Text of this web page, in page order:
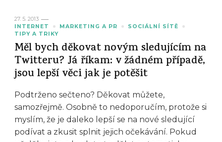
27. 5. 2013
INTERNET
MARKETING A PR
SOCIÁLNÍ SÍTĚ
TIPY A TRIKY
Měl bych děkovat novým sledujícím na
Twitteru? Já říkam: v žádném případě,
jsou lepší věci jak je potěšit
Podtrženo sečteno? Děkovat můžete,
samozřejmě. Osobně to nedoporučím, protože si
myslím, že je daleko lepší se na nové sledující
podívat a zkusit splnit jejich očekávání. Pokud